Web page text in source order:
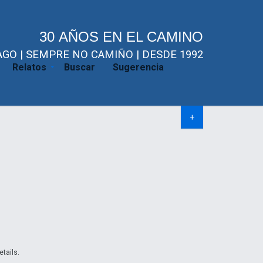
30 AÑOS EN EL CAMINO
| SEMPRE NO CAMIÑO | DESDE 1992
Relatos Buscar Sugerencia
+